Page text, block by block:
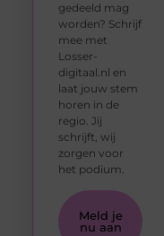
gedeeld mag
worden? Schrijf
mee met
Losser-
digitaal.nl en
laat jouw stem
horen in de
regio. Jij
schrijft, wij
zorgen voor
het podium.
Meld je
nu aan